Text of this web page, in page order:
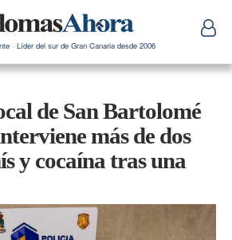
· Líder del sur de Gran Canaria desde 2006
de San Bartolomé
más de dos
y cocaína tras una